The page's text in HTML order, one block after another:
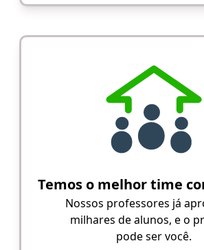
Temos o melhor time
Nossos professores já
milhares de alunos, e o
pode ser você.